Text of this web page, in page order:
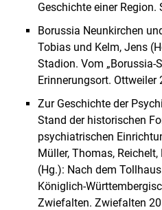
Geschichte einer Region.
Borussia Neunkirchen
Tobias und Kelm, Jens
Stadion. Vom „Borussia-
Erinnerungsort. Ottweiler
Zur Geschichte der
Stand der historischen
psychiatrischen
Müller, Thomas,
(Hg.): Nach dem
Königlich-
Zwiefalten. Zwiefalten